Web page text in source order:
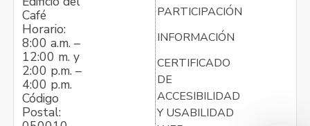
Café
Horario:
8:00 a.m. –
12:00 m. y
2:00 p.m. –
4:00 p.m.
Código
Postal:
PARTICIPACIÓN
INFORMACIÓN
CERTIFICADO
DE
ACCESIBILIDAD
Y USABILIDAD